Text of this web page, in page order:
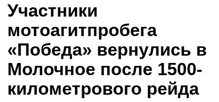
Участники
мотоагитпробега
«Победа» вернулись в
Молочное после 1500-
километрового рейда